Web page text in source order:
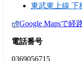
東武東上線 下
Google Mapsで経
電話番号
0369056715